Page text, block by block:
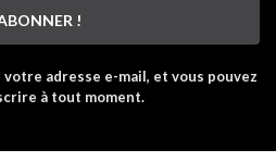
!
adresse e-mail, et vous pouvez
à tout moment.